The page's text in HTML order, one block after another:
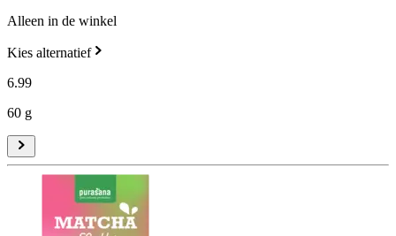
Alleen in de winkel
Kies alternatief
6.99
60 g